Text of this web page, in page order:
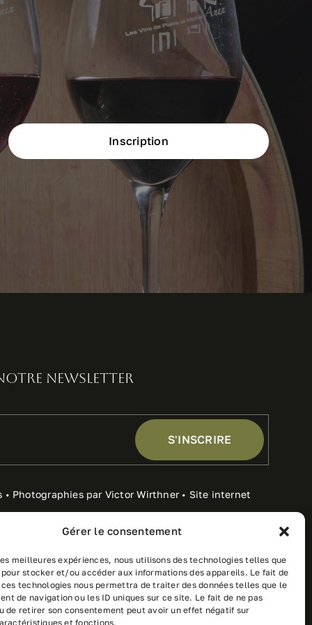
Gérer le consentement
meilleures expériences, nous utilisons des technologies telles que
stocker et/ou accéder aux informations des appareils. Le fait de
technologies nous permettra de traiter des données telles que le
de navigation ou les ID uniques sur ce site. Le fait de ne pas
de retirer son consentement peut avoir un effet négatif sur
et fonctions.
Inscription
newsletter
S'INSCRIRE
• Photographies par Victor Wirthner • Site internet